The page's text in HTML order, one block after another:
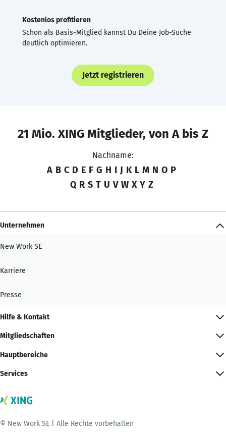
Kostenlos profitieren
Schon als Basis-Mitglied kannst Du Deine Job-Suche
deutlich optimieren.
Jetzt registrieren
21 Mio. XING Mitglieder, von A bis Z
Nachname:
A B C D E F G H I J K L M N O P
Q R S T U V W X Y Z
Unternehmen
New Work SE
Karriere
Presse
Hilfe & Kontakt
Mitgliedschaften
Hauptbereiche
Services
© New Work SE | Alle Rechte vorbehalten